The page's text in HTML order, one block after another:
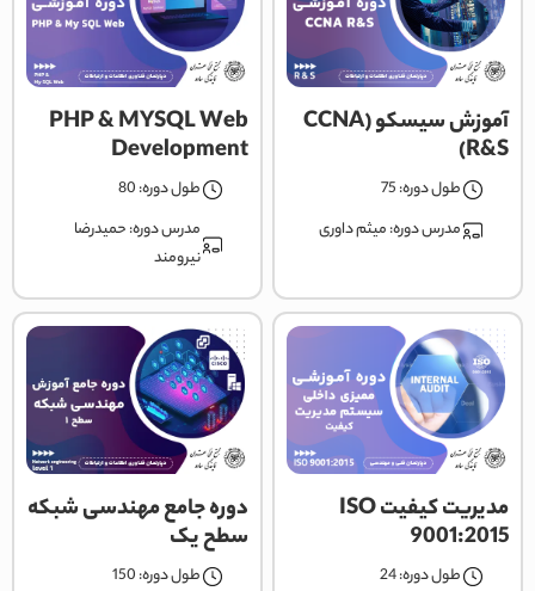
آموزش سیسکو (CCNA
R&S)
طول دوره: 75
مدرس دوره:میثم داوری
PHP & MYSQL Web
Development
طول دوره: 80
مدرس دوره:حمیدرضا
نیرومند
مدیریت کیفیت ISO
9001:2015
طول دوره: 24
دوره جامع مهندسی شبکه
سطح یک
طول دوره: 150